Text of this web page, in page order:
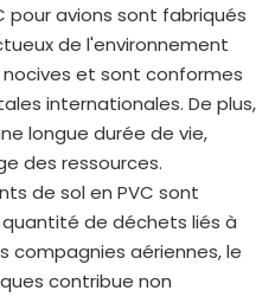
pour avions sont fabriqués
de l'environnement
et sont conformes
internationales. De plus,
longue durée de vie,
des ressources.
de sol en PVC sont
de déchets liés à
compagnies aériennes, le
contribue non